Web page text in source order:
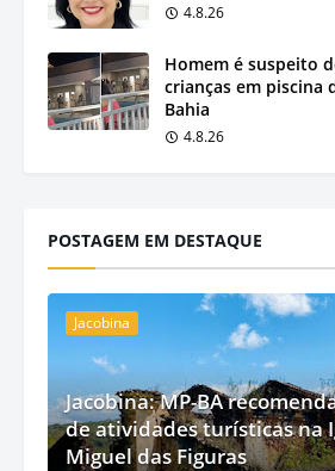
4.8.26
Homem é suspeito
crianças em piscina
Bahia
4.8.26
POSTAGEM EM DESTAQUE
Jacobina
Jacobina: MP-BA
de atividades turísticas na
Miguel das Figuras